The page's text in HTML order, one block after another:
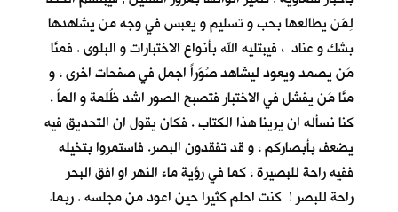
لِمَن يطالعها بحب و تسليم و يعبس في وجه من يشاهدها
بشك و عناد ، فيبتليه الله بأنواع الاختبارات و البلوى . فمنَّا
مَن يصمد ويعود ليشاهد صُوَراً اجمل في صفحات اخرى ، و
منَّا مَن يفشل في الاختبار فتصبح الصور اشد ظُلمة و الماً .
كنا نسأله ان يرينا هذا الكتاب . فكان يقول ان التحديق فيه
يضعف بأبصاركم ، و قد تفقدون البصر. فاستمروا بتخيله
ففيه راحة للبصيرة ، كما في رؤية ماء النهر او افق البحر
راحة للبصر ! كنت احلم كثيرا حين اعود من مجلسه . ربما.